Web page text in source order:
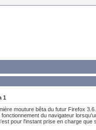
1
mouture bêta du futur Firefox
du navigateur
pour l'instant prise en charge que